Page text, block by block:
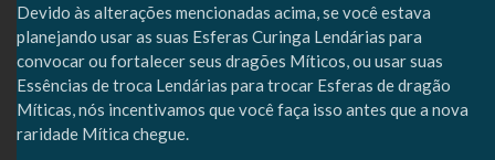
Devido às alterações mencionadas acima, se você estava
planejando usar as suas Esferas Curinga Lendárias para
convocar ou fortalecer seus dragões Míticos, ou usar suas
Essências de troca Lendárias para trocar Esferas de dragão
Míticas, nós incentivamos que você faça isso antes que a nova
raridade Mítica chegue.